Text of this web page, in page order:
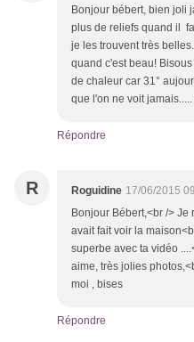
Bonjour bébert, bien joli
plus de reliefs quand il
je les trouvent très
quand c'est beau!
de chaleur car 31°
que l'on ne voit
Répondre
R Roguidine 17/06/2015
Bonjour Bébert,<br />
avait fait voir la
superbe avec ta vidéo
aime, très jolies
moi , bises
Répondre